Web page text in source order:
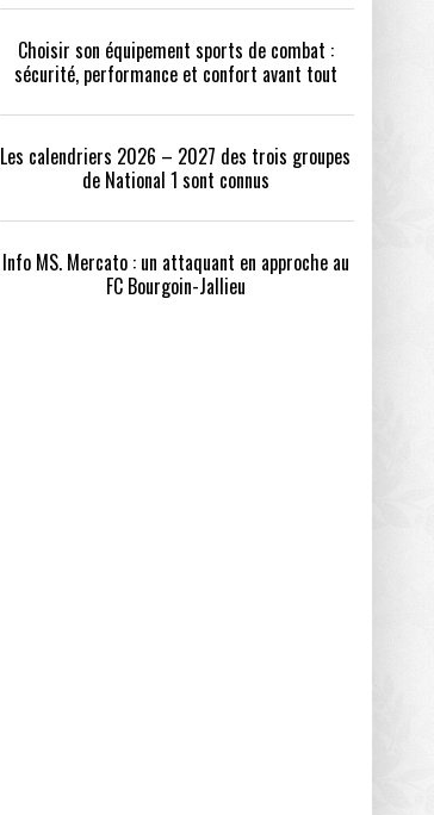
Choisir son équipement sports de combat :
sécurité, performance et confort avant tout
Les calendriers 2026 – 2027 des trois groupes
de National 1 sont connus
Info MS. Mercato : un attaquant en approche au
FC Bourgoin-Jallieu